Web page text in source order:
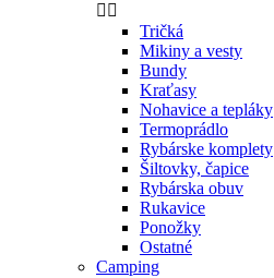
 
Tričká
Mikiny a vesty
Bundy
Kraťasy
Nohavice a tepláky
Termoprádlo
Rybárske komplety
Šiltovky, čapice
Rybárska obuv
Rukavice
Ponožky
Ostatné
Camping